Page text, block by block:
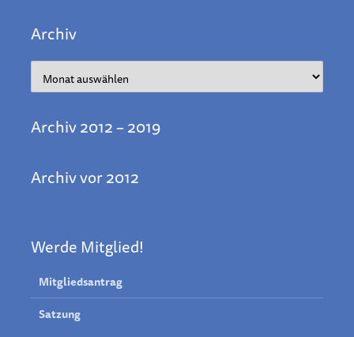
Archiv
Archiv 2012 – 2019
Archiv vor 2012
Werde Mitglied!
Mitgliedsantrag
Satzung